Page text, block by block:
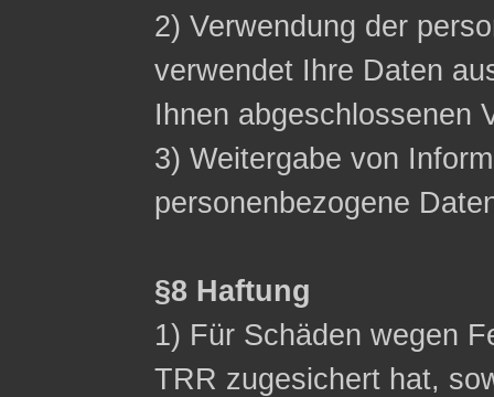
2) Verwendung der
verwendet Ihre Daten
Ihnen abgeschlossenen
3) Weitergabe von
personenbezogene
§8 Haftung
1) Für Schäden wegen
TRR zugesichert hat,